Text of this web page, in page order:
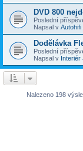
DVD 800
Poslední
Napsal v
Dodělávka
Poslední
Napsal v Interiér
Nalezeno 198